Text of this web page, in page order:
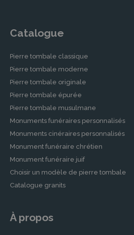
Catalogue
Pierre tombale classique
Pierre tombale moderne
Pierre tombale originale
Pierre tombale épurée
Pierre tombale musulmane
Monuments funéraires personnalisés
Monuments cinéraires personnalisés
Monument funéraire chrétien
Monument funéraire juif
Choisir un modèle de pierre tombale
Catalogue granits
À propos